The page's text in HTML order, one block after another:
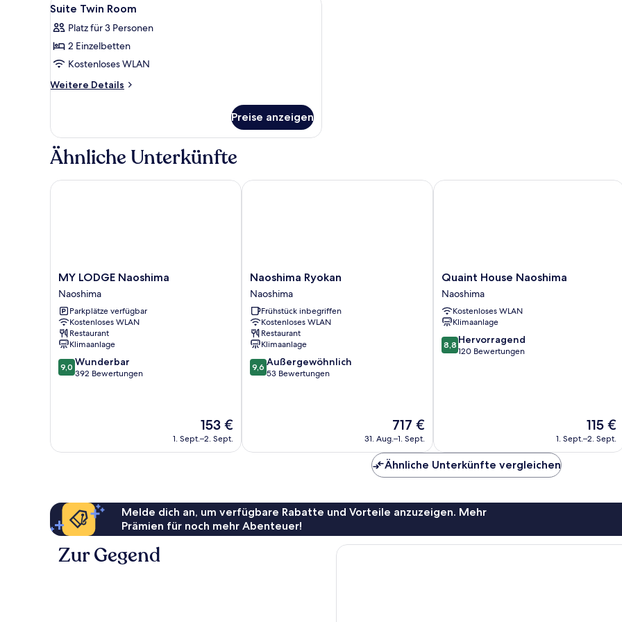
Fotos
für
Suite
Twin
Room
1
Suite Twin Room
Platz für 3 Personen
2 Einzelbetten
Kostenloses WLAN
Weitere Details
Weitere
Twin
Room
Preise anzeigen
Ähnliche Unterkünfte
MY
LODGE
Naoshima
Naoshima
MY LODGE Naoshima
Naoshima
Parkplätze verfügbar
Kostenloses WLAN
Restaurant
Klimaanlage
9.0
von
9,0 Wunderbar
392 Bewertungen
Der
Preis
beträgt
153 €
1. Sept.–2. Sept.
MY LODGE Naoshima
Naoshima
Ryokan
Naoshima
Naoshima Ryokan
Naoshima
Frühstück inbegriffen
Kostenloses WLAN
Restaurant
Klimaanlage
9.6
von
9,6 Außergewöhnlich
53 Bewertungen
Der
Preis
beträgt
717 €
717 €
31. Aug.–1. Sept.
Naoshima Ryokan
Quaint
House
Naoshima
Naoshima
Quaint House Naoshima
Naoshima
Kostenloses WLAN
Klimaanlage
8.8
von
8,8 Hervorragend
120 Bewertungen
Der
Preis
beträgt
115 €
1. Sept.–2. Sept.
Quaint House Naoshima
Ähnliche Unterkünfte vergleichen
Melde dich an, um verfügbare Rabatte und Vorteile anzuzeigen. Mehr
Prämien für noch mehr Abenteuer!
Zur Gegend